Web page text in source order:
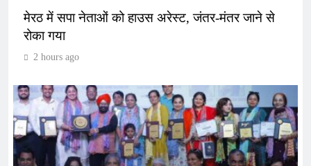
मेरठ में सपा नेताओं को हाउस अरेस्ट, जंतर-मंतर जाने से
रोका गया
2 hours ago